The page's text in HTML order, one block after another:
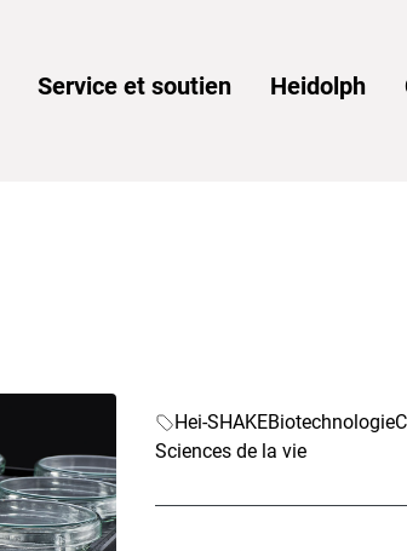
Service et soutien Heidolph
Hei-SHAKEBiotechnologie
Sciences de la vie